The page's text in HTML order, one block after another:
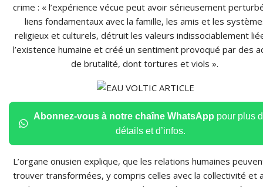
crime : « l’expérience vécue peut avoir sérieusement
liens fondamentaux avec la famille, les amis et les
religieux et culturels, détruit les valeurs indissociablement
l’existence humaine et créé un sentiment provoqué par des
de brutalité, dont tortures et viols ».
Abonnez-vous à notre chaîne WhatsApp pour plus
détails et d’infos.
L’organe onusien explique, que les relations humaines
trouver transformées, y compris celles avec la collectivité et